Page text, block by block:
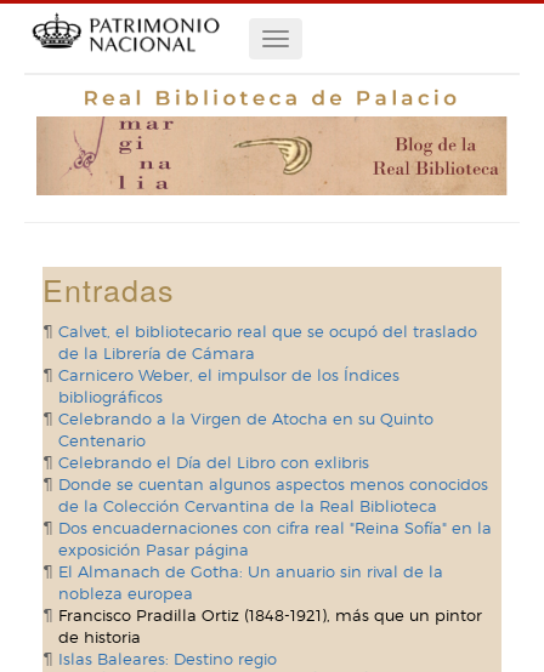
Navegación
principal
Entradas
Calvet, el bibliotecario real que se ocupó del traslado
de la Librería de Cámara
Carnicero Weber, el impulsor de los Índices
bibliográficos
Celebrando a la Virgen de Atocha en su Quinto
Centenario
Celebrando el Día del Libro con exlibris
Donde se cuentan algunos aspectos menos conocidos
de la Colección Cervantina de la Real Biblioteca
Dos encuadernaciones con cifra real "Reina Sofía" en la
exposición Pasar página
El Almanach de Gotha: Un anuario sin rival de la
nobleza europea
Francisco Pradilla Ortiz (1848-1921), más que un pintor
de historia
Islas Baleares: Destino regio